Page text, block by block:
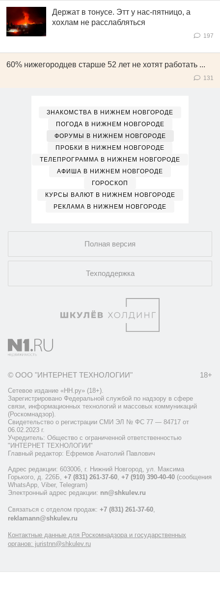
Держат в тонусе. Этт у нас-пятницо, а
хохлам не расслабляться
197
60% нижегородцев старше 52 лет не хотят работать ...
131
ЗНАКОМСТВА В НИЖНЕМ НОВГОРОДЕ
ПОГОДА В НИЖНЕМ НОВГОРОДЕ
ФОРУМЫ В НИЖНЕМ НОВГОРОДЕ
ПРОБКИ В НИЖНЕМ НОВГОРОДЕ
ТЕЛЕПРОГРАММА В НИЖНЕМ НОВГОРОДЕ
АФИША В НИЖНЕМ НОВГОРОДЕ
ГОРОСКОП
КУРСЫ ВАЛЮТ В НИЖНЕМ НОВГОРОДЕ
РЕКЛАМА В НИЖНЕМ НОВГОРОДЕ
Полная версия
Техподдержка
© ООО "ИНТЕРНЕТ ТЕХНОЛОГИИ" 18+
Сетевое издание «НН.ру» (18+).
Зарегистрировано Федеральной службой по надзору в сфере
связи, информационных технологий и массовых коммуникаций
(Роскомнадзор).
Свидетельство о регистрации СМИ ЭЛ № ФС 77 — 84717 от
06.02.2023 г.
Учредитель: Общество с ограниченной ответственностью
"ИНТЕРНЕТ ТЕХНОЛОГИИ"
Главный редактор: Ефремов Анатолий Павлович
Адрес редакции: 603006, г. Нижний Новгород, ул. Максима
Горького, д. 226Б, +7 (831) 261-37-60 +7 (910) 390-40-40 (сообщения
WhatsApp, Viber, Telegram)
Электронный адрес редакции: nn@shkulev.ru
Связаться с отделом продаж: +7 (831) 261-37-60
reklamann@shkulev.ru
Контактные данные для Роскомнадзора и государственных
органов: juristnn@shkulev.ru